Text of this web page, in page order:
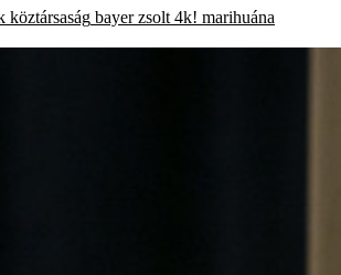
köztársaság bayer zsolt 4k! marihuána